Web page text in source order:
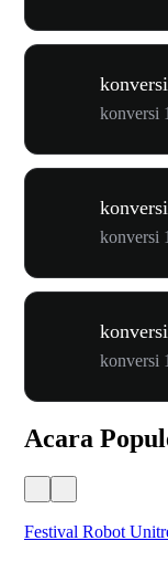
konversi
konversi
konversi
Acara
Festival Robot